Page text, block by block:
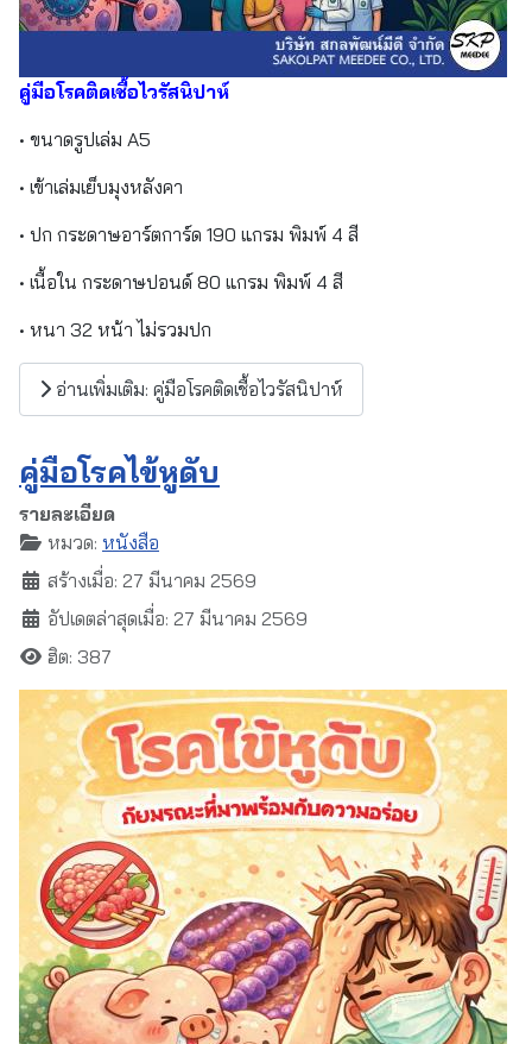
คู่มือโรคติดเชื้อไวรัสนิปาห์
• ขนาดรูปเล่ม A5
• เข้าเล่มเย็บมุงหลังคา
• ปก กระดาษอาร์ตการ์ด 190 แกรม พิมพ์ 4 สี
• เนื้อใน กระดาษปอนด์ 80 แกรม พิมพ์ 4 สี
• หนา 32 หน้า ไม่รวมปก
อ่านเพิ่มเติม: คู่มือโรคติดเชื้อไวรัสนิปาห์
คู่มือโรคไข้หูดับ
รายละเอียด
หมวด: หนังสือ
สร้างเมื่อ: 27 มีนาคม 2569
อัปเดตล่าสุดเมื่อ: 27 มีนาคม 2569
ฮิต: 387